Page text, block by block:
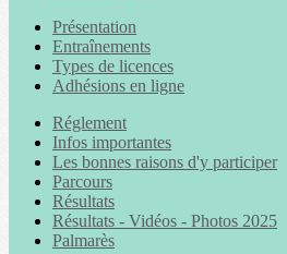
Présentation
Entraînements
Types de licences
Adhésions en ligne
Réglement
Infos importantes
Les bonnes raisons d'y participer
Parcours
Résultats
Résultats - Vidéos - Photos 2025
Palmarès